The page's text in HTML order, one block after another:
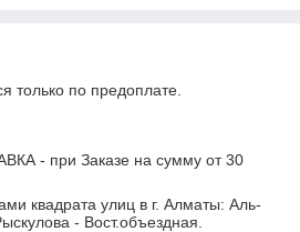
только по предоплате.
- при Заказе на сумму от 30
квадрата улиц в г. Алматы: Аль-
- Вост.объездная.